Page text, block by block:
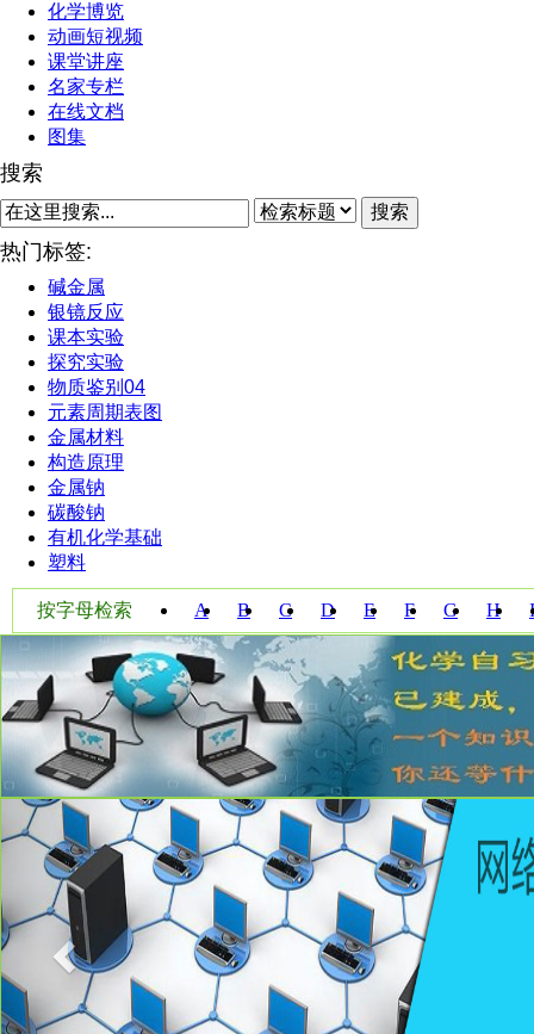
化学博览
动画短视频
课堂讲座
名家专栏
在线文档
图集
搜索
搜索
热门标签:
碱金属
银镜反应
课本实验
探究实验
物质鉴别04
元素周期表图
金属材料
构造原理
金属钠
碳酸钠
有机化学基础
塑料
按字母检索 A B C D E F G H I
W X Y
Previous